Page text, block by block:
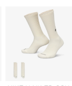
第一商業銀行
彰化商業銀行